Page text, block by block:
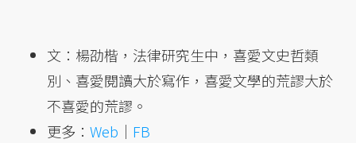
文：楊劭楷，法律研究生中，喜愛文史哲類
別、喜愛閱讀大於寫作，喜愛文學的荒謬大於
不喜愛的荒謬。
更多：Web ｜ FB